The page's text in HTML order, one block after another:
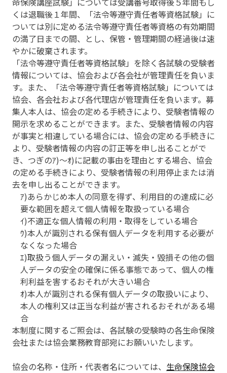
くは退職後１年間、「法令等遵守責任者等資格試験」に
ついては別に定める法令等遵守責任者等資格の有効期間
の満了日までの間、とし、保管・管理期間の経過後は速
やかに破棄されます。
「法令等遵守責任者等資格試験」を除く各試験の受験者
情報については、協会および各会社が管理責任を負いま
す。また、「法令等遵守責任者等資格試験」については
協会、各会社および各代理店が管理責任を負います。募
集人本人は、協会の定める手続きにより、受験者情報の
開示を求めることができます。また、受験者情報の内容
が事実と相違している場合には、協会の定める手続きに
より、受験者情報の内容の訂正等を申し出ることがで
き、つぎのｱ)～ｵ)に記載の事由を理由とする場合、協会
の定める手続きにより、受験者情報の利用停止または消
去を申し出ることができます。
ｱ)あらかじめ本人の同意を得ず、利用目的の達成に必
要な範囲を超えて個人情報を取扱っている場合
ｲ)不適正な個人情報の利用・取得をしている場合
ｳ)本人が識別される保有個人データを利用する必要が
なくなった場合
ｴ)取扱う個人データの漏えい・滅失・毀損その他の個
人データの安全の確保に係る事態であって、個人の権
利利益を害するおそれが大きい場合
ｵ)本人が識別される保有個人データの取扱いにより、
本人の権利又は正当な利益が害されるおそれがある場
合
本制度に関するご照会は、各試験の受験時の各生命保険
会社または協会業務教育部宛にお願いいたします。
協会の名称・住所・代表者名については、 生命保険協会